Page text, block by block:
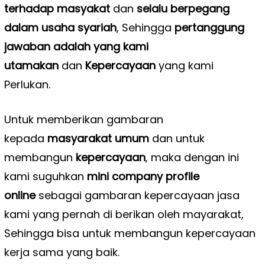
terhadap masyakatdan selalu berpegang
dalam usaha syariah, Sehingga pertanggung
jawaban adalah yang kami
utamakandan Kepercayaanyang kami
Perlukan.
Untuk memberikan gambaran
kepada masyarakat umumdan untuk
membangun kepercayaan, maka dengan ini
kami suguhkan mini company profile
onlinesebagai gambaran kepercayaan jasa
kami yang pernah di berikan oleh mayarakat,
Sehingga bisa untuk membangun kepercayaan
kerja sama yang baik.